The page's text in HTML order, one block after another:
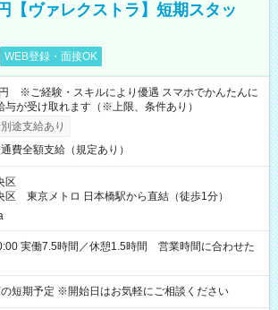
【ヴァレクストラ】短期スタッ
WEB登録・面接OK
※ご経験・スキルにより優遇 スマホでかんたんに
与が受け取れます（※上限、条件あり）
途支給あり
費全額支給（規定あり）
区
区 東京メトロ 日本橋駅から直結（徒歩1分）
間に合わせた
短期予定 ※開始日はお気軽にご相談ください